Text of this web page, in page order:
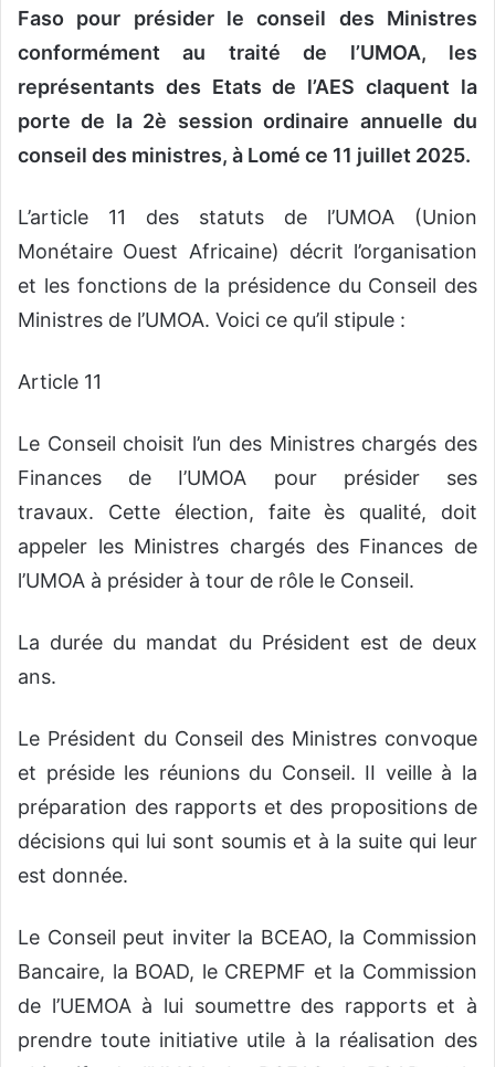
i
e
l
Faso pour présider le conseil des Ministres
conformément au traité de l’UMOA, les
représentants des Etats de l’AES claquent la
porte de la 2è session ordinaire annuelle du
conseil des ministres, à Lomé ce 11 juillet 2025.
L’article 11 des statuts de l’UMOA (Union
Monétaire Ouest Africaine) décrit l’organisation
et les fonctions de la présidence du Conseil des
Ministres de l’UMOA. Voici ce qu’il stipule :
Article 11
Le Conseil choisit l’un des Ministres chargés des
Finances de I’UMOA pour présider ses
travaux. Cette élection, faite ès qualité, doit
appeler les Ministres chargés des Finances de
l’UMOA à présider à tour de rôle le Conseil.
La durée du mandat du Président est de deux
ans.
Le Président du Conseil des Ministres convoque
et préside les réunions du Conseil. II veille à la
préparation des rapports et des propositions de
décisions qui lui sont soumis et à la suite qui leur
est donnée.
Le Conseil peut inviter la BCEAO, la Commission
Bancaire, la BOAD, le CREPMF et la Commission
de l’UEMOA à lui soumettre des rapports et à
prendre toute initiative utile à la réalisation des